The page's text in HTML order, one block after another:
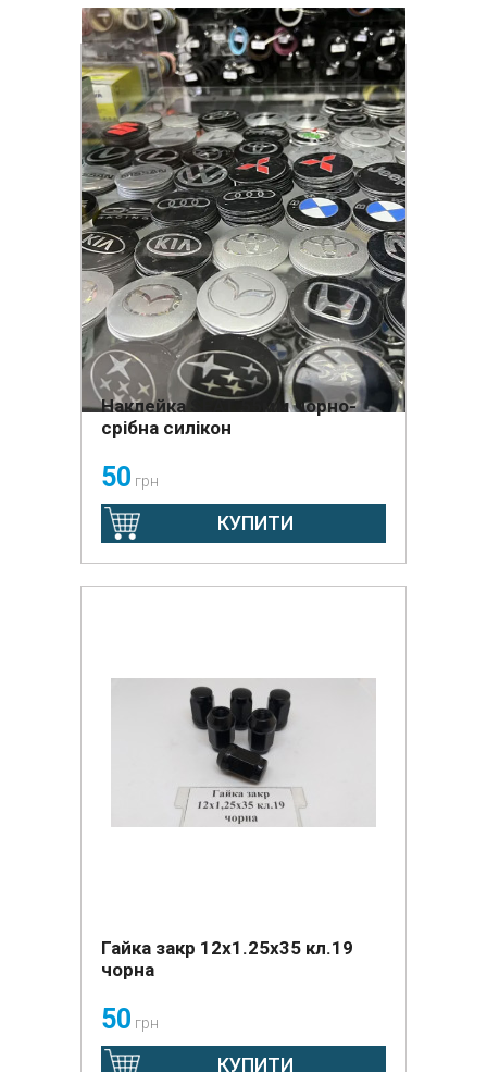
Наклейка SEAT 55мм чорно-
срібна силікон
50 грн
КУПИТИ
Гайка закр 12x1.25x35 кл.19
чорна
50 грн
КУПИТИ